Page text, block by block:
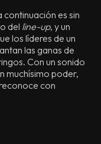
continuación es sin
del line-up, y un
los líderes de un
las ganas de
Con un sonido
muchísimo poder,
con